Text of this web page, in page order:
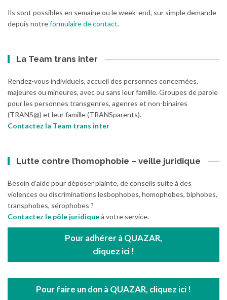
Ils sont possibles en semaine ou le week-end, sur simple demande
depuis notreformulaire de contact.
La Team trans inter
Rendez-vous individuels, accueil des personnes concernées,
majeures ou mineures, avec ou sans leur famille. Groupes de parole
pour les personnes transgenres, agenres et non-binaires
(TRANS@) et leur famille (TRANSparents).
Contactez la Team trans inter
Lutte contre l’homophobie – veille juridique
Besoin d’aide pour déposer plainte, de conseils suite à des
violences ou discriminations lesbophobes, homophobes, biphobes,
transphobes, sérophobes ?
Contactez le pôle juridiqueà votre service.
Pour adhérer à QUAZAR,
cliquez ici !
Pour faire un don à QUAZAR, cliquez ici !